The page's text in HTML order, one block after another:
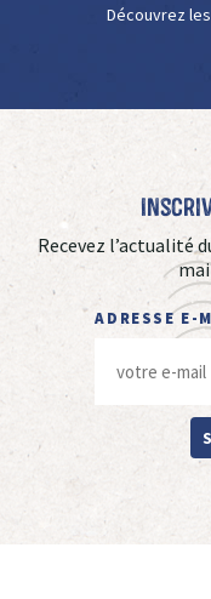
Découvrez
Recevez l’actualité
ADRESSE E-